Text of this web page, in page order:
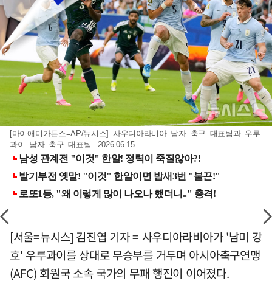
[마이애미가든스=AP/뉴시스] 사우디아라비아 남자 축구 대표팀과 우루
과이 남자 축구 대표팀. 2026.06.15.
[서울=뉴시스] 김진엽 기자 = 사우디아라비아가 '남미 강
호' 우루과이를 상대로 무승부를 거두며 아시아축구연맹
(AFC) 회원국 소속 국가의 무패 행진이 이어졌다.